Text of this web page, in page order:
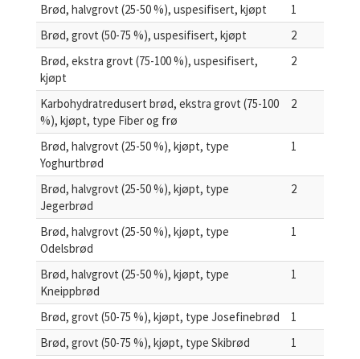
Brød, halvgrovt (25-50 %), uspesifisert, kjøpt
1
Brød, grovt (50-75 %), uspesifisert, kjøpt
2
Brød, ekstra grovt (75-100 %), uspesifisert,
kjøpt
2
Karbohydratredusert brød, ekstra grovt (75-100
%), kjøpt, type Fiber og frø
2
Brød, halvgrovt (25-50 %), kjøpt, type
Yoghurtbrød
1
Brød, halvgrovt (25-50 %), kjøpt, type
Jegerbrød
2
Brød, halvgrovt (25-50 %), kjøpt, type
Odelsbrød
1
Brød, halvgrovt (25-50 %), kjøpt, type
Kneippbrød
1
Brød, grovt (50-75 %), kjøpt, type Josefinebrød
1
Brød, grovt (50-75 %), kjøpt, type Skibrød
1